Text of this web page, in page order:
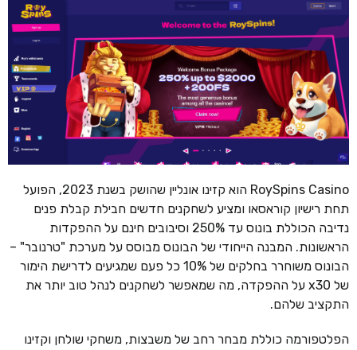
RoySpins Casino הוא קזינו אונליין שהושק בשנת 2023, הפועל
תחת רישיון קוראסאו ומציע לשחקנים חדשים חבילת קבלת פנים
נדיבה הכוללת בונוס עד 250% וסיבובים חינם על ההפקדות
הראשונות. המבנה הייחודי של הבונוס מבוסס על מערכת "טרנובר" –
הבונוס משוחרר בחלקים של 10% כל פעם שמגיעים לדרישת הימור
של x30 על ההפקדה, מה שמאפשר לשחקנים לנהל טוב יותר את
התקציב שלהם.
הפלטפורמה כוללת מבחר רחב של משבצות, משחקי שולחן וקזינו